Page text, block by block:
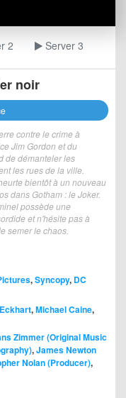
2 Server 3
noir
contre le crime à
Jim Gordon et du
de démanteler les
les rues de la ville.
bientôt à un nouveau
dans Gotham : le Joker.
possède une
et n'hésite pas à
semer le chaos.
,Syncopy, DC
,Michael Caine,
Zimmer (Original Music
,James Newton
Nolan (Producer),